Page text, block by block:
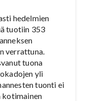
hedelmien
tuotiin 353
verrattuna.
tuona
yli
tuonti ei
kotimainen